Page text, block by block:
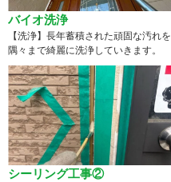
バイオ洗浄
【洗浄】長年蓄積された頑固な汚れを
隅々まで綺麗に洗浄していきます。
シーリング工事②